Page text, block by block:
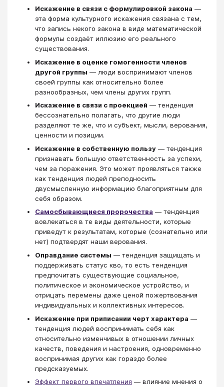
Искажение в связи с формулировкой закона —
эта форма культурного искажения связана с тем,
что запись некого закона в виде математической
формулы создаёт иллюзию его реального
существования.
Искажение в оценке гомогенности членов
другой группы — люди воспринимают членов
своей группы как относительно более
разнообразных, чем члены других групп.
Искажение в связи с проекцией — тенденция
бессознательно полагать, что другие люди
разделяют те же, что и субъект, мысли, верования,
ценности и позиции.
Искажение в собственную пользу — тенденция
признавать большую ответственность за успехи,
чем за поражения. Это может проявляться также
как тенденция людей преподносить
двусмысленную информацию благоприятным для
себя образом.
Самосбывающиеся пророчества — тенденция
вовлекаться в те виды деятельности, которые
приведут к результатам, которые (сознательно или
нет) подтвердят наши верования.
Оправдание системы — тенденция защищать и
поддерживать статус кво, то есть тенденция
предпочитать существующие социальное,
политическое и экономическое устройство, и
отрицать перемены даже ценой пожертвования
индивидуальных и коллективных интересов.
Искажение при приписании черт характера —
тенденция людей воспринимать себя как
относительно изменчивых в отношении личных
качеств, поведения и настроения, одновременно
воспринимая других как гораздо более
предсказуемых.
Эффект первого впечатления — влияние мнения о